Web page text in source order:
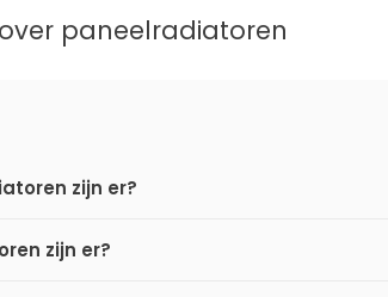
paneelradiatoren
zijn er?
zijn er?